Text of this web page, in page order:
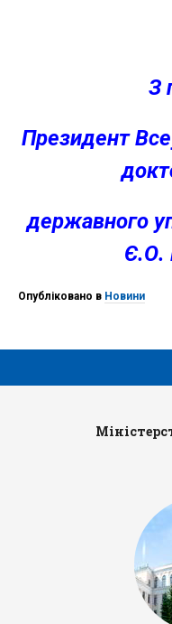
З
Президент
Є.О.
Опубліковано в Новини